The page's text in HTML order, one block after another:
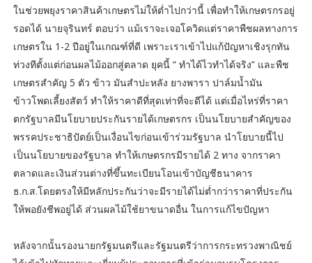
ในช่วยพยุงราคาสินค้าเกษตรไม่ให้ต่ำไปกว่านี้ เพื่อทำให้เกษตรกรอยู่
รอดได้ นายจุรินทร์ ตอบว่า แม้เราจะเจอโควิดแต่ราคาพืชผลทางการ
เกษตรใน 1-2 ปีอยู่ในเกณฑ์ที่ดี เพราะเราเข้าไปแก้ปัญหาเชิงรุกทัน
ท่วงทีตั้งแต่ก่อนผลไม้ออกสู่ตลาด ยุคนี้ “ ทำได้ไวทำได้จริง” และพืช
เกษตรสำคัญ 5 ตัว ข้าว มันสำปะหลัง ยางพารา ปาล์มน้ำมัน
ข้าวโพดเลี้ยงสัตว์ ทำให้ราคาดีที่สุดเท่าที่จะดีได้ แต่เมื่อไหร่ที่ราคา
ตกรัฐบาลมีนโยบายประกันรายได้เกษตรกร เป็นนโยบายสำคัญของ
พรรคประชาธิปัตย์เป็นเงื่อนไขก่อนเข้าร่วมรัฐบาล นำโยบายนี้ไป
เป็นนโยบายของรัฐบาล ทำให้เกษตรกรมีรายได้ 2 ทาง จากราคา
ตลาดและเงินส่วนต่างที่ขึ้นทะเบียนโอนเข้าบัญชีธนาคาร
ธ.ก.ส.โดยตรงให้มีหลักประกันว่าจะมีรายได้ไม่ต่ำกว่าราคาที่ประกัน
ให้พอยังชีพอยู่ได้ ส่วนผลไม้ใช้ยาขนาดอื่น ในการแก้ไขปัญหา
หลังจากนั้นรองนายกรัฐมนตรีและรัฐมนตรีว่าการกระทรวงพาณิชย์